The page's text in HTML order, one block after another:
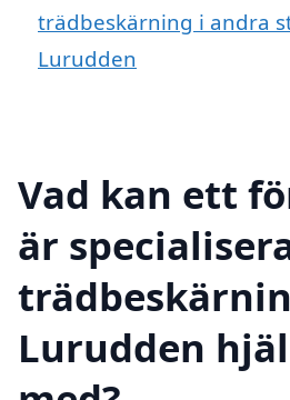
trädbeskärning i andra
Lurudden
Vad kan ett
är
Lurudden